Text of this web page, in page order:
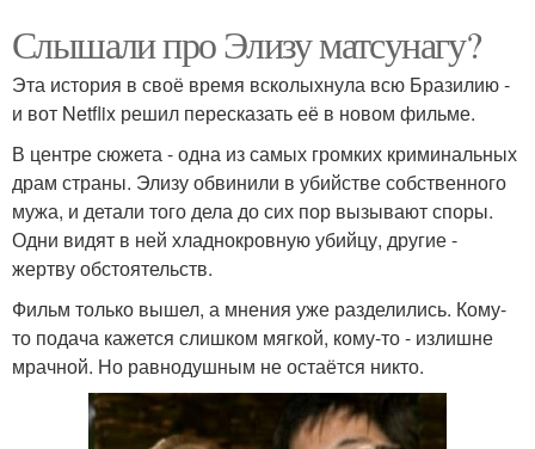
Слышали про Элизу матсунагу?
Эта история в своё время всколыхнула всю Бразилию -
и вот Netflix решил пересказать её в новом фильме.
В центре сюжета - одна из самых громких криминальных
драм страны. Элизу обвинили в убийстве собственного
мужа, и детали того дела до сих пор вызывают споры.
Одни видят в ней хладнокровную убийцу, другие -
жертву обстоятельств.
Фильм только вышел, а мнения уже разделились. Кому-
то подача кажется слишком мягкой, кому-то - излишне
мрачной. Но равнодушным не остаётся никто.